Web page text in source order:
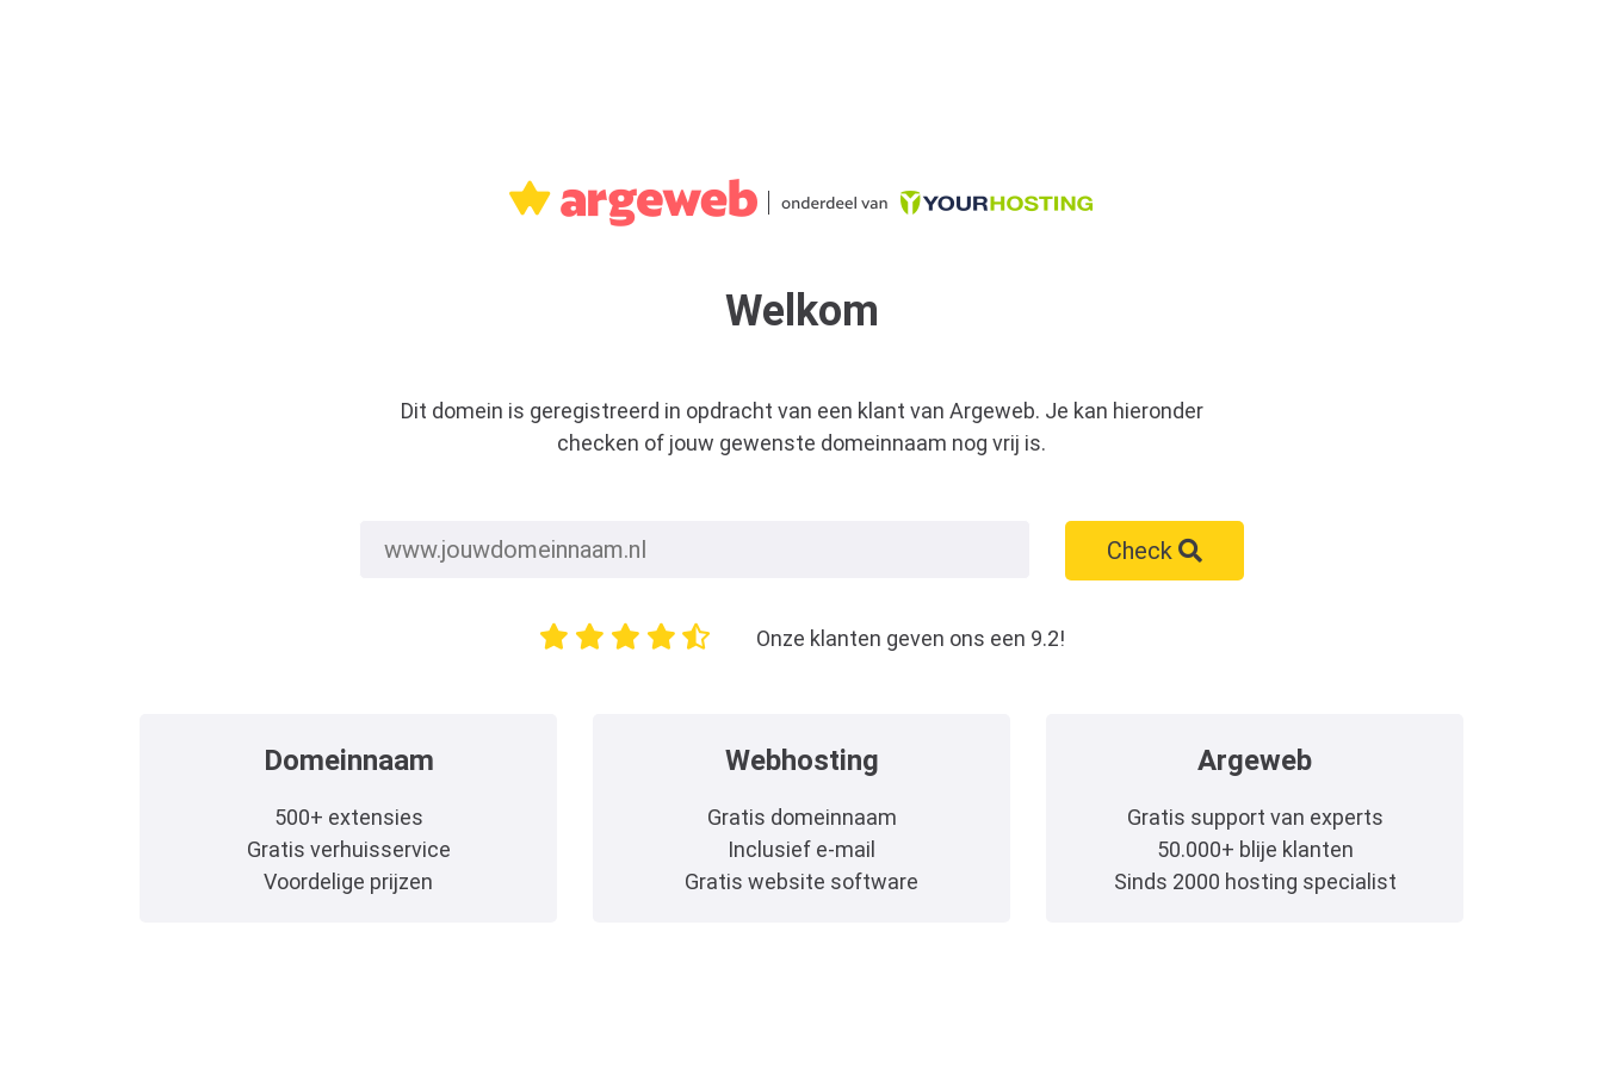
Welkom
Dit domein is geregistreerd in opdracht van een klant van Argeweb. Je kan hieronder
checken of jouw gewenste domeinnaam nog vrij is.
Check
Onze klanten geven ons een 9.2!
Domeinnaam
500+ extensies
Gratis verhuisservice
Voordelige prijzen
Webhosting
Gratis domeinnaam
Inclusief e-mail
Gratis website software
Argeweb
Gratis support van experts
50.000+ blije klanten
Sinds 2000 hosting specialist